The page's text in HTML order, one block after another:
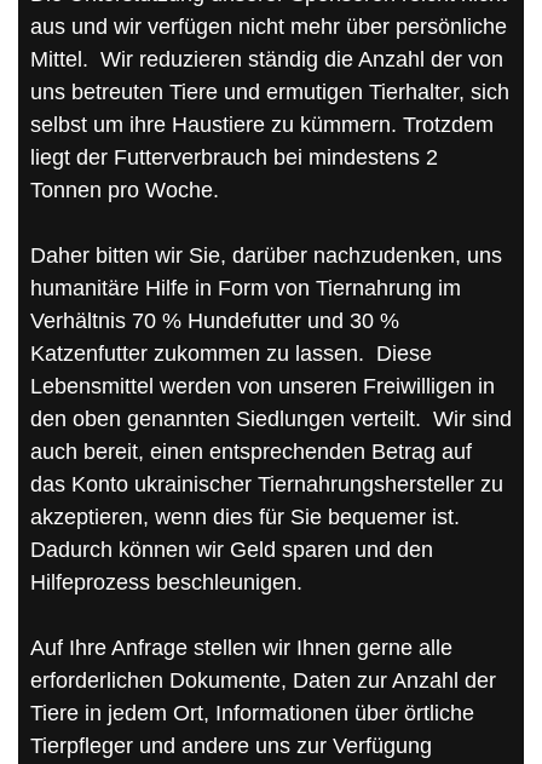
aus und wir verfügen nicht mehr über persönliche
Mittel. Wir reduzieren ständig die Anzahl der von
uns betreuten Tiere und ermutigen Tierhalter, sich
selbst um ihre Haustiere zu kümmern. Trotzdem
liegt der Futterverbrauch bei mindestens 2
Tonnen pro Woche.
Daher bitten wir Sie, darüber nachzudenken, uns
humanitäre Hilfe in Form von Tiernahrung im
Verhältnis 70 % Hundefutter und 30 %
Katzenfutter zukommen zu lassen. Diese
Lebensmittel werden von unseren Freiwilligen in
den oben genannten Siedlungen verteilt. Wir sind
auch bereit, einen entsprechenden Betrag auf
das Konto ukrainischer Tiernahrungshersteller zu
akzeptieren, wenn dies für Sie bequemer ist.
Dadurch können wir Geld sparen und den
Hilfeprozess beschleunigen.
Auf Ihre Anfrage stellen wir Ihnen gerne alle
erforderlichen Dokumente, Daten zur Anzahl der
Tiere in jedem Ort, Informationen über örtliche
Tierpfleger und andere uns zur Verfügung